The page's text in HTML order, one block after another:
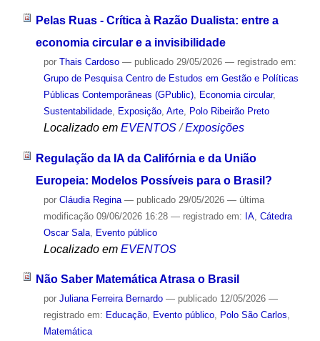
Pelas Ruas - Crítica à Razão Dualista: entre a
economia circular e a invisibilidade
por Thais Cardoso — publicado29/05/2026 — registrado em:
Grupo de Pesquisa Centro de Estudos em Gestão e Políticas
Públicas Contemporâneas (GPublic), Economia circular,
Sustentabilidade, Exposição, Arte, Polo Ribeirão Preto
Localizado em EVENTOS /Exposições
Regulação da IA da Califórnia e da União
Europeia: Modelos Possíveis para o Brasil?
por Cláudia Regina — publicado29/05/2026 — última
modificação09/06/2026 16:28 — registrado em: IA, Cátedra
Oscar Sala, Evento público
Localizado em EVENTOS
Não Saber Matemática Atrasa o Brasil
por Juliana Ferreira Bernardo — publicado12/05/2026 —
registrado em: Educação, Evento público, Polo São Carlos,
Matemática